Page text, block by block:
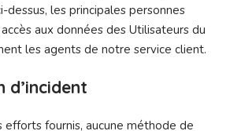
dessus, les principales personnes
aux données des Utilisateurs du
les agents de notre service client.
d’incident
efforts fournis, aucune méthode de